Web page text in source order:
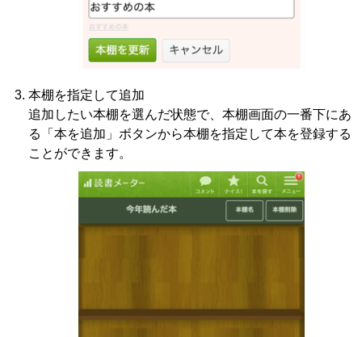
本棚を指定して追加
追加したい本棚を選んだ状態で、本棚画面の一番下にあ
る「本を追加」ボタンから本棚を指定して本を登録する
ことができます。